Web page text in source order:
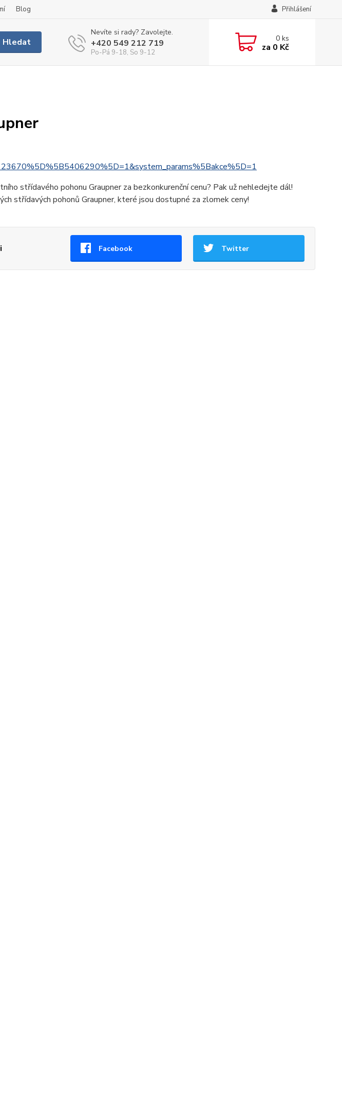
Blog Přihlášení
Hledat
Nevíte si rady? Zavolejte.
+420 549 212 719
Po-Pá 9-18, So 9-12
0ks
za 0 Kč
střídavého pohonu Graupner za bezkonkurenční cenu? Pak už nehledejte dál!
střídavých pohonů Graupner, které jsou dostupné za zlomek ceny!
Facebook Twitter